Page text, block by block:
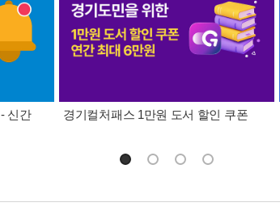
신간
경기컬처패스 1만원 도서 할인 쿠폰